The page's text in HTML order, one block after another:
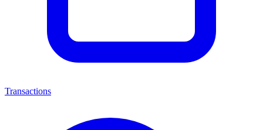
Transactions